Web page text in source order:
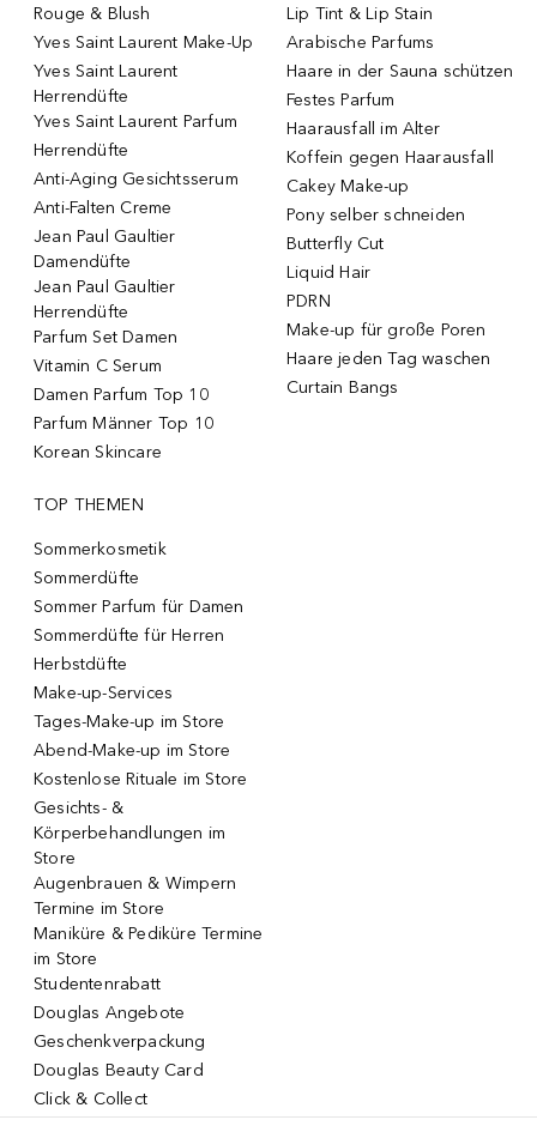
Rouge & Blush
Yves Saint Laurent Make-Up
Yves Saint Laurent
Herrendüfte
Yves Saint Laurent Parfum
Herrendüfte
Anti-Aging Gesichtsserum
Anti-Falten Creme
Jean Paul Gaultier
Damendüfte
Jean Paul Gaultier
Herrendüfte
Parfum Set Damen
Vitamin C Serum
Damen Parfum Top 10
Parfum Männer Top 10
Korean Skincare
Lip Tint & Lip Stain
Arabische Parfums
Haare in der Sauna schützen
Festes Parfum
Haarausfall im Alter
Koffein gegen Haarausfall
Cakey Make-up
Pony selber schneiden
Butterfly Cut
Liquid Hair
PDRN
Make-up für große Poren
Haare jeden Tag waschen
Curtain Bangs
TOP THEMEN
Sommerkosmetik
Sommerdüfte
Sommer Parfum für Damen
Sommerdüfte für Herren
Herbstdüfte
Make-up-Services
Tages-Make-up im Store
Abend-Make-up im Store
Kostenlose Rituale im Store
Gesichts- &
Körperbehandlungen im
Store
Augenbrauen & Wimpern
Termine im Store
Maniküre & Pediküre Termine
im Store
Studentenrabatt
Douglas Angebote
Geschenkverpackung
Douglas Beauty Card
Click & Collect